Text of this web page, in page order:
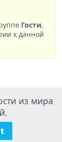
Гости,
к данной
из мира